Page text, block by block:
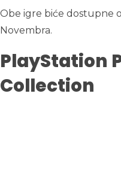
Obe igre biće dostupne
Novembra.
PlayStation
Collection